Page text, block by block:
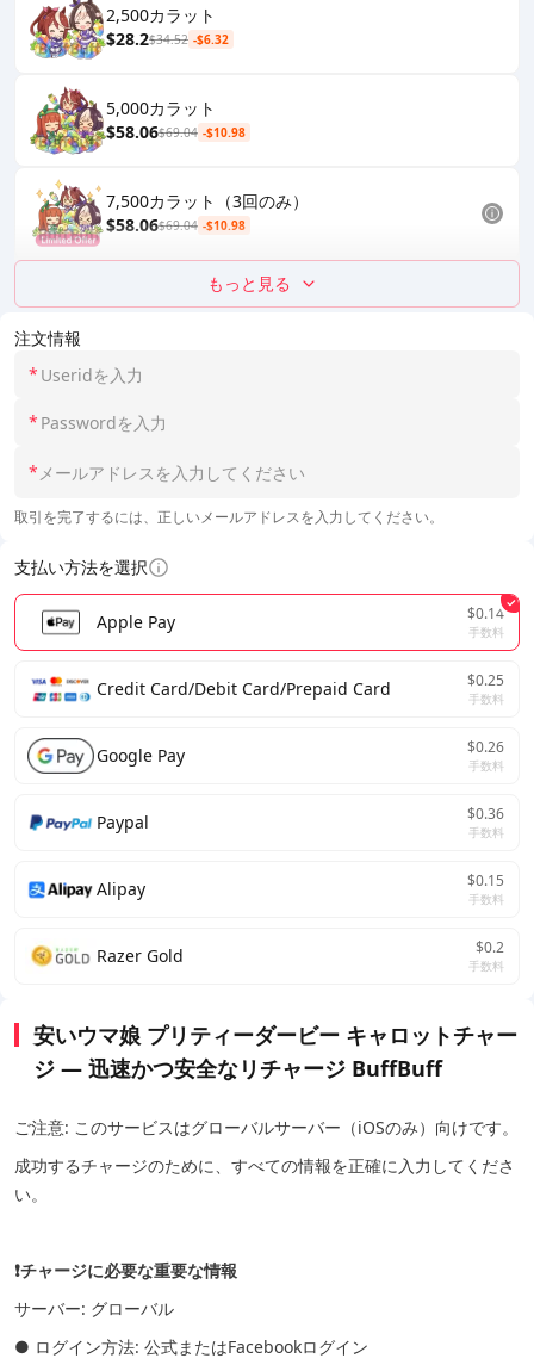
注文情報
*
*
*
取引を完了するには、正しいメールアドレスを入力してください。
支払い方法を選択
Apple Pay $0.14
手数料
Credit Card/Debit Card/Prepaid Card $0.25
手数料
Google Pay $0.26
手数料
Paypal $0.36
手数料
Alipay $0.15
手数料
Razer Gold $0.2
手数料
2,500カラット
$28.2$34.52 -$6.32
5,000カラット
$58.06$69.04 -$10.98
7,500カラット（3回のみ）
$58.06$69.04 -$10.98
もっと見る
安いウマ娘 プリティーダービー キャロットチャー
ジ — 迅速かつ安全なリチャージ BuffBuff
ご注意: このサービスはグローバルサーバー（iOSのみ）向けです。
成功するチャージのために、すべての情報を正確に入力してくださ
い。
❗チャージに必要な重要な情報
サーバー: グローバル
● ログイン方法: 公式またはFacebookログイン